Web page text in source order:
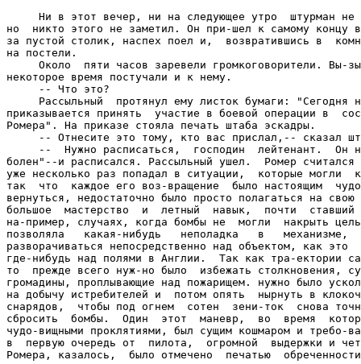
Ни в этот вечер, ни на следующее утро  штурман не
но  никто этого не заметил. Он при-шел к самому концу
за пустой столик, наспех поел и,  возвратившись в
на постели.
Около  пяти часов заревели громкоговорители. Вы-
некоторое время постучали и к нему.
     -- Что это?
Рассыльный  протянул ему листок бумаги: "Сегодня
приказывается принять  участие в боевой операции в
Ромера". На приказе стояла печать штаба эскадры.
-- Отнесите это тому, кто вас прислал,-- сказал
--  Нужно расписаться,  господин  лейтенант.  Он
болен"--и расписался. Рассыльный ушел.  Ромер
уже несколько раз попадал в ситуации,  которые могли
так  что  каждое его воз-вращение  было настоящим
вернуться, недостаточно было просто полагаться на
большое  мастерство  и  летный  навык,  почти
на-пример, случаях, когда бомбы не  могли  накрыть
позволяла   какая-нибудь   неполадка   в   механизме,
разворачиваться непосредственно над объектом, как это
где-нибудь над полями в Англии.  Так как тра-ектории
то  прежде всего нуж-но было  избежать столкновения,
громадины, проплывающие над пожарищем. нужно было
на добычу истребителей и  потом опять  нырнуть в
снарядов,  чтобы под огнем  сотен  зени-ток  снова
сбросить  бомбы.  Один  этот  маневр,  во  время
чудо-вищными проклятиями, был сущим кошмаром и требо-
в  первую очередь от  пилота,  огромной  выдержки и
Ромера, казалось,  было отмечено  печатью